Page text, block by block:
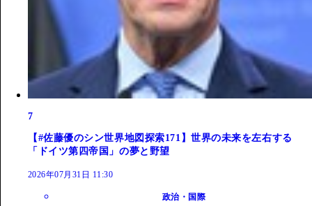
7
【#佐藤優のシン世界地図探索171】世界の未来を左右する
「ドイツ第四帝国」の夢と野望
2026年07月31日 11:30
政治・国際